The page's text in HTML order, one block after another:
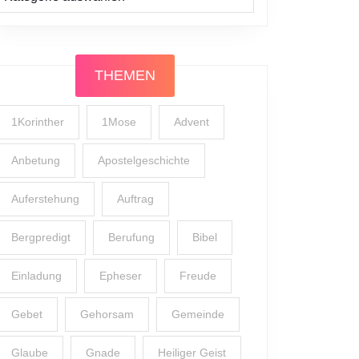
THEMEN
1Korinther 1Mose Advent
Anbetung Apostelgeschichte
Auferstehung Auftrag
Bergpredigt Berufung Bibel
Einladung Epheser Freude
Gebet Gehorsam Gemeinde
Glaube Gnade Heiliger Geist